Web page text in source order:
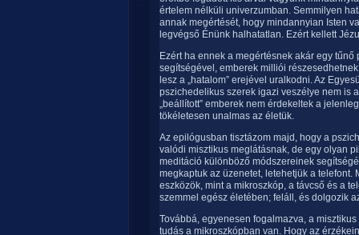
értelem nélküli univerzumban. Semmilyen
annak megértését, hogy mindannyian Isten
legvégső Énünk halhatatlan. Ezért kellett
Ezért ha ennek a megértésnek akár egy
segítségével, emberek milliói
lesz a „hatalom” erejével uralkodni. Az
pszichedelikus szerek igazi veszélye nem is
„beállított” emberek nem érdekeltek a
tökéletesen unalmas az életük.
Az epilógusban tisztázom majd, hogy a
valódi misztikus meglátásnak, de egy olyan
meditáció különböző módszereinek
megkaptuk az üzenetet, letehetjük a
eszközök, mint a mikroszkóp, a távcső és a
szemmel egész életében; feláll, és dolgozik
Továbbá, egyenesen fogalmazva, a
tudás a mikroszkópban van. Hogy az